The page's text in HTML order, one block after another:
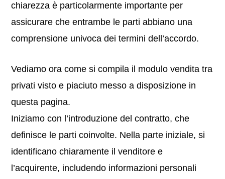
chiarezza è particolarmente importante per
assicurare che entrambe le parti abbiano una
comprensione univoca dei termini dell’accordo.
Vediamo ora come si compila il modulo vendita tra
privati visto e piaciuto messo a disposizione in
questa pagina.
Iniziamo con l’introduzione del contratto, che
definisce le parti coinvolte. Nella parte iniziale, si
identificano chiaramente il venditore e
l’acquirente, includendo informazioni personali